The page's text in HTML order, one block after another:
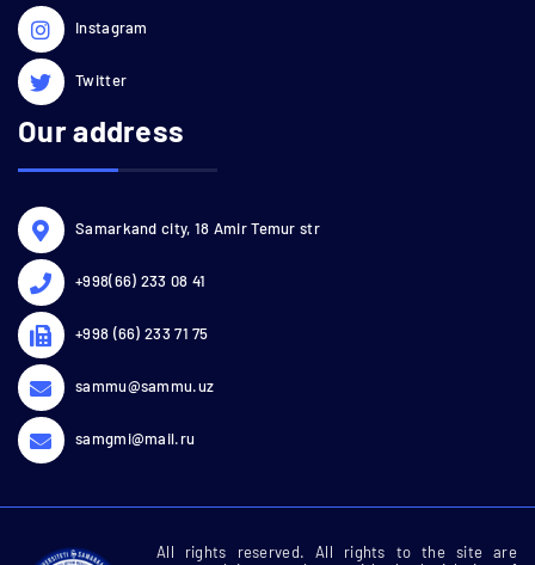
Instagram
Twitter
Our address
Samarkand city, 18 Amir Temur str
+998(66) 233 08 41
+998 (66) 233 71 75
sammu@sammu.uz
samgmi@mail.ru
All rights reserved. All rights to the site are